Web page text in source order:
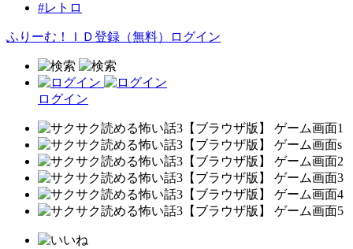
#レトロ
ふりーむ！ＩＤ登録（無料） ログイン
ログイン